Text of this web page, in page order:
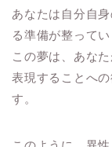
あなたは自分自
る準備が整ってい
この夢は、あな
表現することへ
す。